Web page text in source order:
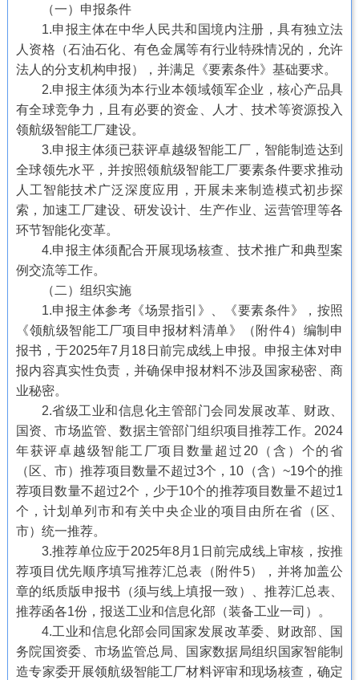
（一）申报条件
1.申报主体在中华人民共和国境内注册，具有独立法
人资格（石油石化、有色金属等有行业特殊情况的，允许
法人的分支机构申报），并满足《要素条件》基础要求。
2.申报主体须为本行业本领域领军企业，核心产品具
有全球竞争力，且有必要的资金、人才、技术等资源投入
领航级智能工厂建设。
3.申报主体须已获评卓越级智能工厂，智能制造达到
全球领先水平，并按照领航级智能工厂要素条件要求推动
人工智能技术广泛深度应用，开展未来制造模式初步探
索，加速工厂建设、研发设计、生产作业、运营管理等各
环节智能化变革。
4.申报主体须配合开展现场核查、技术推广和典型案
例交流等工作。
（二）组织实施
1.申报主体参考《场景指引》、《要素条件》，按照
《领航级智能工厂项目申报材料清单》（附件4）编制申
报书，于2025年7月18日前完成线上申报。申报主体对申
报内容真实性负责，并确保申报材料不涉及国家秘密、商
业秘密。
2.省级工业和信息化主管部门会同发展改革、财政、
国资、市场监管、数据主管部门组织项目推荐工作。2024
年获评卓越级智能工厂项目数量超过20（含）个的省
（区、市）推荐项目数量不超过3个，10（含）~19个的推
荐项目数量不超过2个，少于10个的推荐项目数量不超过1
个，计划单列市和有关中央企业的项目由所在省（区、
市）统一推荐。
3.推荐单位应于2025年8月1日前完成线上审核，按推
荐项目优先顺序填写推荐汇总表（附件5），并将加盖公
章的纸质版申报书（须与线上填报一致）、推荐汇总表、
推荐函各1份，报送工业和信息化部（装备工业一司）。
4.工业和信息化部会同国家发展改革委、财政部、国
务院国资委、市场监管总局、国家数据局组织国家智能制
造专家委开展领航级智能工厂材料评审和现场核查，确定